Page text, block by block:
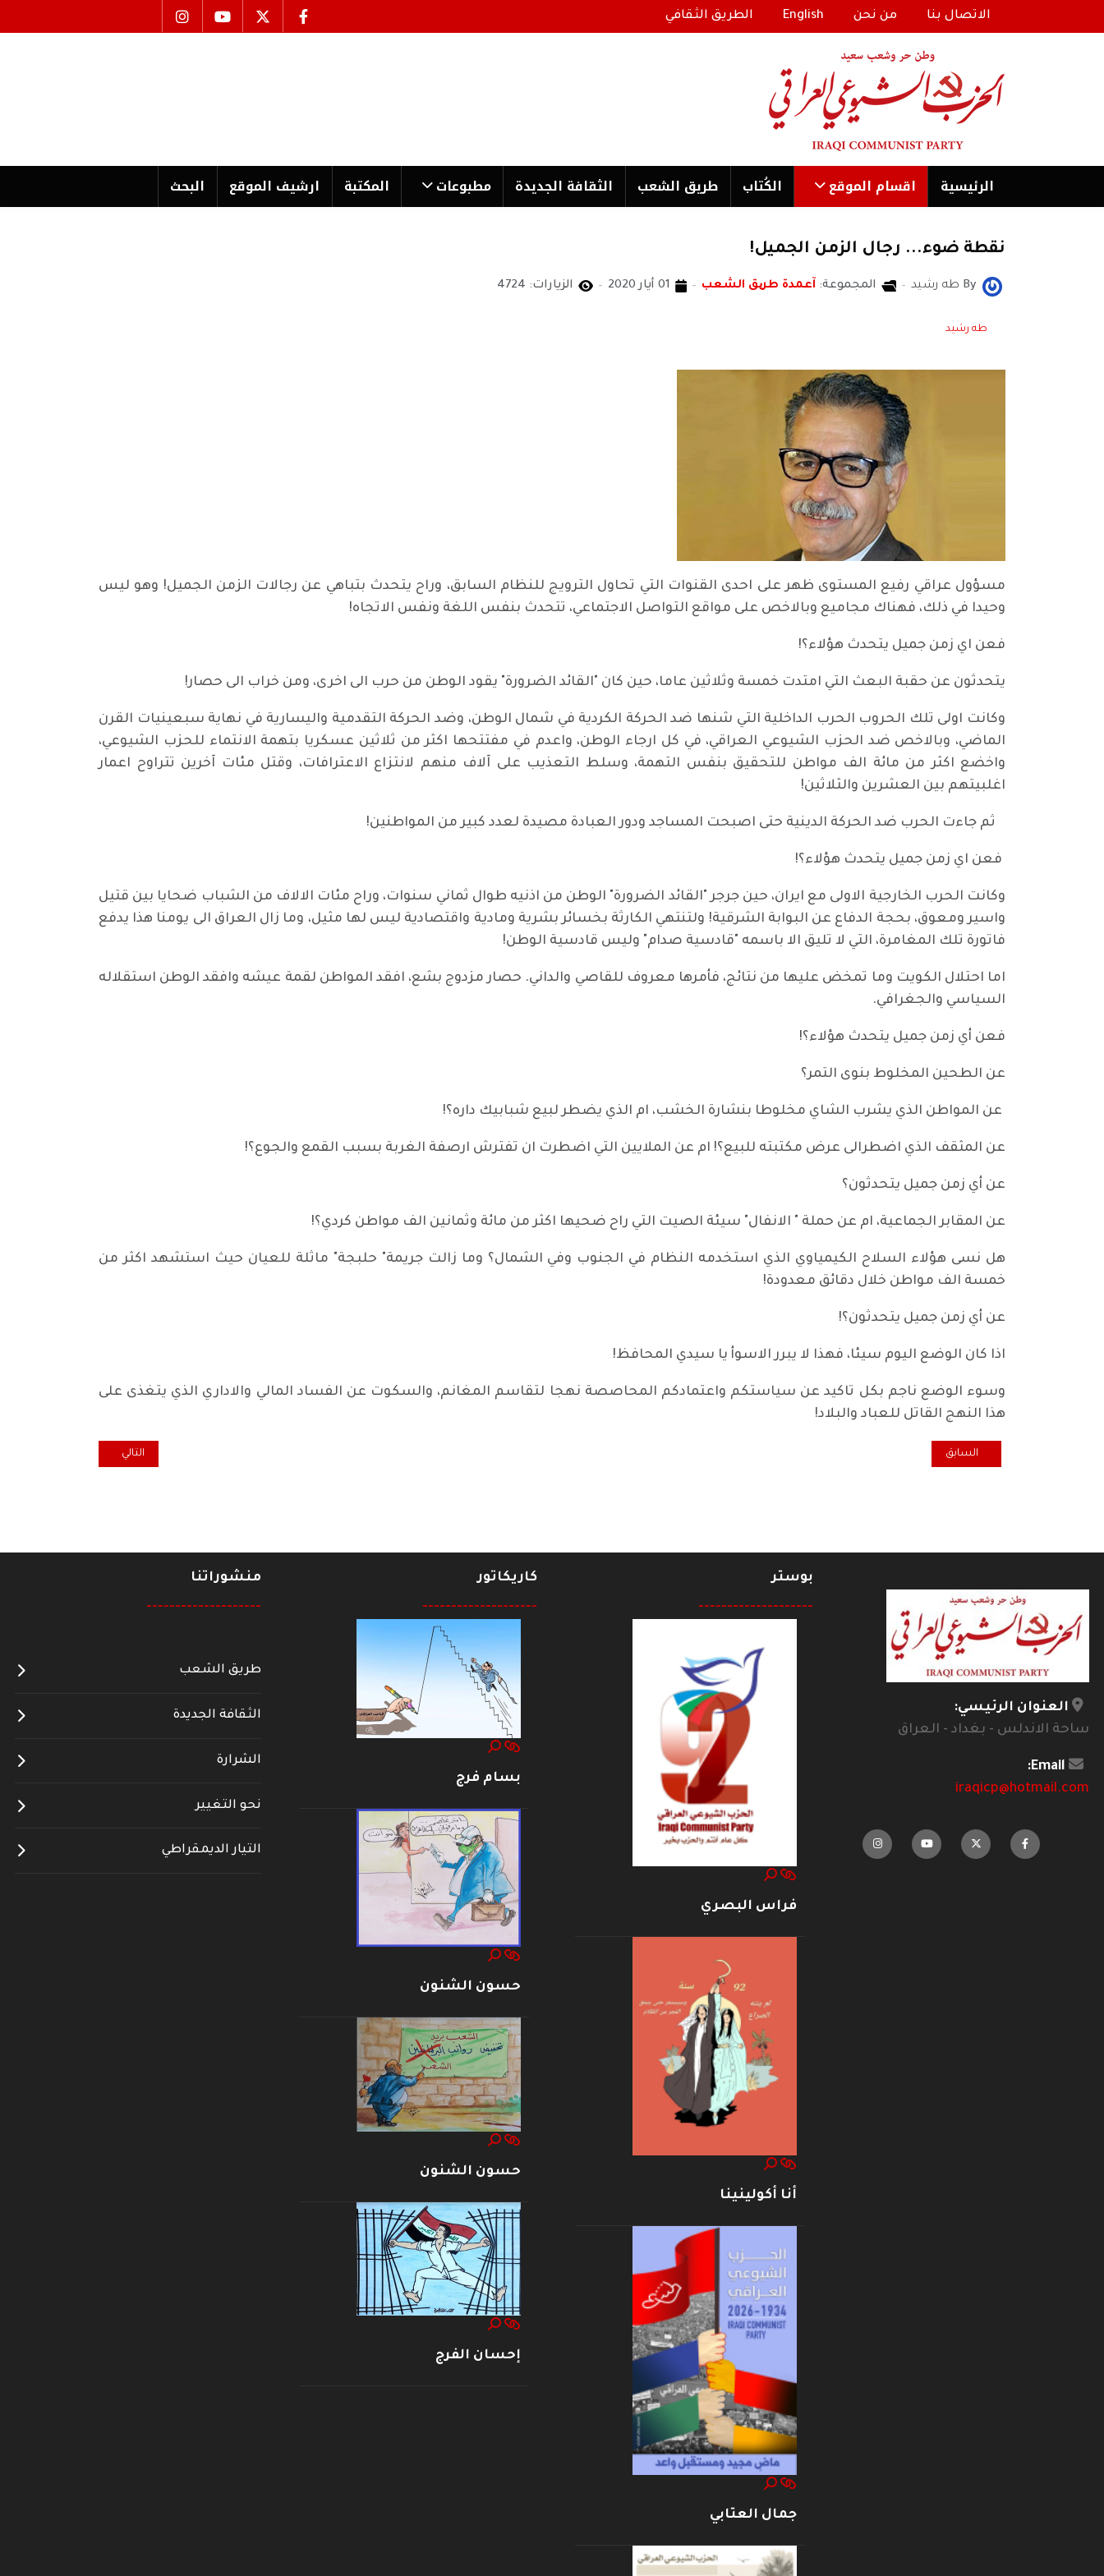
الاتصال بنا من نحن English الطريق الثقافي
الرئیسية اقسام الموقع الكُتاب طریق الشعب الثقافة الجدیدة مطبوعات المكتبة ارشیف الموقع البحث
نقطة ضوء... رجال الزمن الجميل!
By طه رشيد المجموعة: آعمدة طریق الشعب 01 أيار 2020 الزيارات: 4724
طه رشيد
مسؤول عراقي رفيع المستوى ظهر على احدى القنوات التي تحاول الترويج للنظام السابق، وراح يتحدث بتباهي عن رجالات الزمن الجميل! وهو ليس
وحيدا في ذلك، فهناك مجاميع وبالاخص على مواقع التواصل الاجتماعي، تتحدث بنفس اللغة ونفس الاتجاه!
فعن اي زمن جميل يتحدث هؤلاء؟!
يتحدثون عن حقبة البعث التي امتدت خمسة وثلاثين عاما، حين كان "القائد الضرورة" يقود الوطن من حرب الى اخرى، ومن خراب الى حصار!
وكانت اولى تلك الحروب الحرب الداخلية التي شنها ضد الحركة الكردية في شمال الوطن، وضد الحركة التقدمية واليسارية في نهاية سبعينيات القرن
الماضي، وبالاخص ضد الحزب الشيوعي العراقي، في كل ارجاء الوطن، واعدم في مفتتحها اكثر من ثلاثين عسكريا بتهمة الانتماء للحزب الشيوعي،
واخضع اكثر من مائة الف مواطن للتحقيق بنفس التهمة، وسلط التعذيب على آلاف منهم لانتزاع الاعترافات، وقتل مئات آخرين تتراوح اعمار
اغلبيتهم بين العشرين والثلاثين!
ثم جاءت الحرب ضد الحركة الدينية حتى اصبحت المساجد ودور العبادة مصيدة لعدد كبير من المواطنين!
فعن اي زمن جميل يتحدث هؤلاء؟!
وكانت الحرب الخارجية الاولى مع ايران، حين جرجر "القائد الضرورة" الوطن من اذنيه طوال ثماني سنوات، وراح مئات الالاف من الشباب ضحايا بين قتيل
واسير ومعوق، بحجة الدفاع عن البوابة الشرقية! ولتنتهي الكارثة بخسائر بشرية ومادية واقتصادية ليس لها مثيل، وما زال العراق الى يومنا هذا يدفع
فاتورة تلك المغامرة، التي لا تليق الا باسمه "قادسية صدام" وليس قادسية الوطن!
اما احتلال الكويت وما تمخض عليها من نتائج، فأمرها معروف للقاصي والداني. حصار مزدوج بشع، افقد المواطن لقمة عيشه وافقد الوطن استقلاله
السياسي والجغرافي.
فعن أي زمن جميل يتحدث هؤلاء؟!
عن الطحين المخلوط بنوى التمر؟
عن المواطن الذي يشرب الشاي مخلوطا بنشارة الخشب، ام الذي يضطر لبيع شبابيك داره؟!
عن المثقف الذي اضطرالى عرض مكتبته للبيع؟! ام عن الملايين التي اضطرت ان تفترش ارصفة الغربة بسبب القمع والجوع؟!
عن أي زمن جميل يتحدثون؟
عن المقابر الجماعية، ام عن حملة " الانفال" سيئة الصيت التي راح ضحيها اكثر من مائة وثمانين الف مواطن كردي؟!
هل نسى هؤلاء السلاح الكيمياوي الذي استخدمه النظام في الجنوب وفي الشمال؟ وما زالت جريمة" حلبجة" ماثلة للعيان حيث استشهد اكثر من
خمسة الف مواطن خلال دقائق معدودة!
عن أي زمن جميل يتحدثون؟!
اذا كان الوضع اليوم سيئا، فهذا لا يبرر الاسوأ يا سيدي المحافظ!
وسوء الوضع ناجم بكل تاكيد عن سياستكم واعتمادكم المحاصصة نهجا لتقاسم المغانم، والسكوت عن الفساد المالي والاداري الذي يتغذى على
هذا النهج القاتل للعباد والبلاد!
المقال السابق: هلّله هلّله.. بمنتوجنا الوطني
السابق المقال التالي: لا تحمّلوا الفقراء
التالي
العنوان الرئيسي:
ساحة الاندلس - بغداد - العراق
Email:
iraqicp@hotmail.com
بوستر
--------------------
فراس البصري
أنا أكولينينا
جمال العتابي
كاريكاتور
--------------------
بسام فرج
حسون الشنون
حسون الشنون
إحسان الفرج
منشوراتنا
--------------------
طريق الشعب
الثقافة الجديدة
الشرارة
نحو التغيير
التيار الديمقراطي